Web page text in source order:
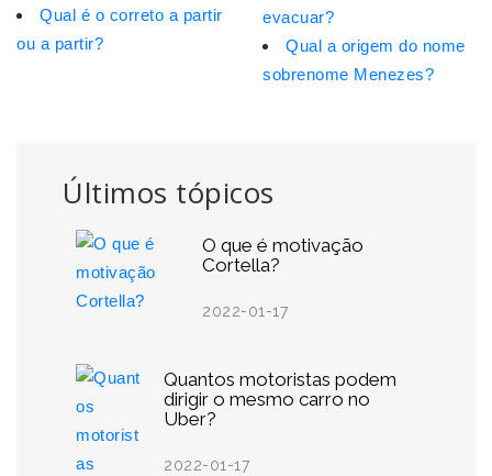
Últimos tópicos
O que é motivação
Cortella?
2022-01-17
Quantos motoristas podem
dirigir o mesmo carro no
Uber?
2022-01-17
Qual é o correto a partir
ou a partir?
evacuar?
Qual a origem do nome
sobrenome Menezes?